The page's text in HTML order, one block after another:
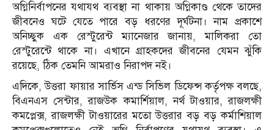
অগ্নিনির্বাপনের যথাযথ ব্যবস্থা না থাকায় অগ্নিকাণ্ড থেকে তাদের
জীবনেও ঘটে যেতে পারে বড় ধরণের দূর্ঘটনা। নাম প্রকাশে
অনিচ্ছুক এক রেস্টুরেন্ট ম্যানেজার জানায়, মালিকরা তো
রেস্টুরেন্টে থাকে না। এখানে গ্রাহকদের জীবনের যেমন ঝুঁকি
রয়েছে, ঠিক তেমনি আমরাও নিরাপদ নই।
এদিকে, উত্তরা ফায়ার সার্ভিস এন্ড সিভিল ডিফেন্স কর্তৃপক্ষ বলছে,
বিএনএস সেন্টার, রাজউক কমার্শিয়াল, নর্থ টাওয়ার, রাজলক্ষী
কমপ্লেক্স, রাজলক্ষী টাওয়ারের মতো উত্তরার বড় বড় কর্মাশিয়াল